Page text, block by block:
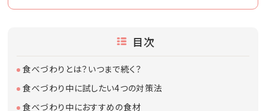
目次
食べづわりとは？いつまで続く？
食べづわり中に試したい4つの対策法
食べづわり中におすすめの食材